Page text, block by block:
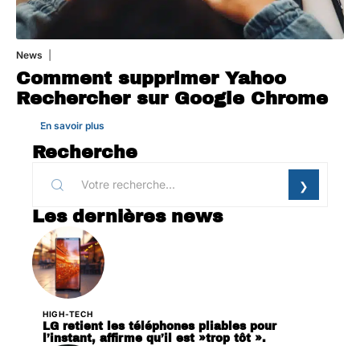
News
Comment supprimer Yahoo
Rechercher sur Google Chrome
En savoir plus
Recherche
Les dernières news
HIGH-TECH
LG retient les téléphones pliables pour
l’instant, affirme qu’il est »trop tôt ».